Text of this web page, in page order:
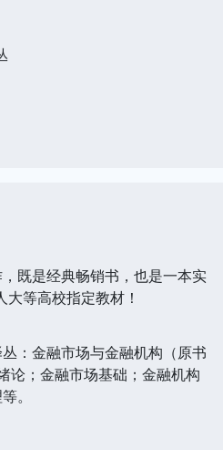
是经典畅销书，也是一本实
等高校指定教材！
金融市场与金融机构（原书
论；金融市场基础；金融机构
。